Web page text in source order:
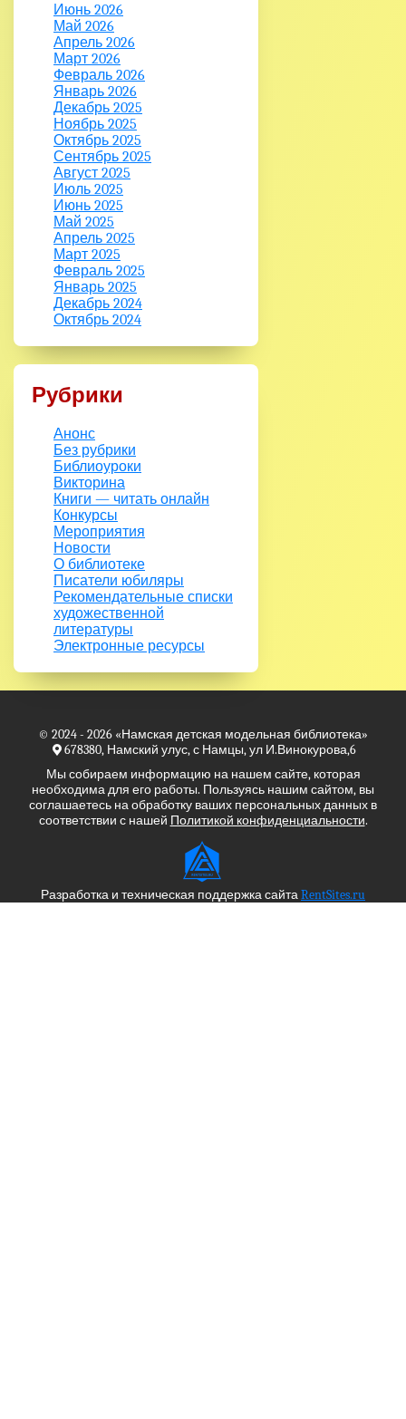
Июнь 2026
Май 2026
Апрель 2026
Март 2026
Февраль 2026
Январь 2026
Декабрь 2025
Ноябрь 2025
Октябрь 2025
Сентябрь 2025
Август 2025
Июль 2025
Июнь 2025
Май 2025
Апрель 2025
Март 2025
Февраль 2025
Январь 2025
Декабрь 2024
Октябрь 2024
Рубрики
Анонс
Без рубрики
Библиоуроки
Викторина
Книги — читать онлайн
Конкурсы
Мероприятия
Новости
О библиотеке
Писатели юбиляры
Рекомендательные списки
художественной
литературы
Электронные ресурсы
© 2024 - 2026 «Намская детская модельная библиотека»
678380, Намский улус, с Намцы, ул И.Винокурова,6
Мы собираем информацию на нашем сайте, которая
необходима для его работы. Пользуясь нашим сайтом, вы
соглашаетесь на обработку ваших персональных данных в
соответствии с нашей Политикой конфиденциальности.
Разработка и техническая поддержка сайтаRentSites.ru